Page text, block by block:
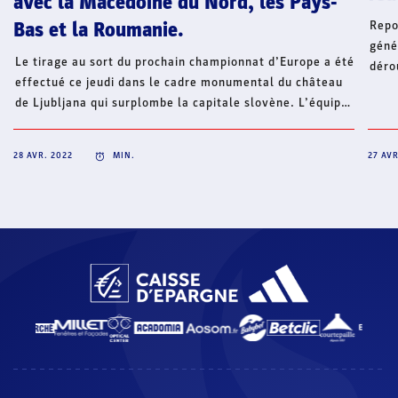
Bas et la Roumanie.
Le tirage au sort du prochain championnat d’Europe a été
effectué ce jeudi dans le cadre monumental du château
de Ljubljana qui surplombe la capitale slovène. L’équipe
du Nord, ainsi que les Pays-Bas et la Roumanie.
28 AVR. 2022 MIN. 27